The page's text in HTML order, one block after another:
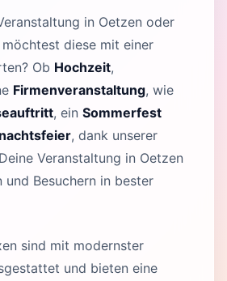
in Oetzen oder
diese mit einer
Ob Hochzeit,
Firmenveranstaltung, wie
, ein Sommerfest
, dank unserer
Veranstaltung in Oetzen
und Besuchern in bester
sind mit modernster
und bieten eine